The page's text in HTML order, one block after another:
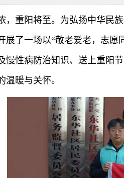
，重阳将至。为弘扬中华民
展了一场以“敬老爱老，志
慢性病防治知识、送上重阳
温暖与关怀。